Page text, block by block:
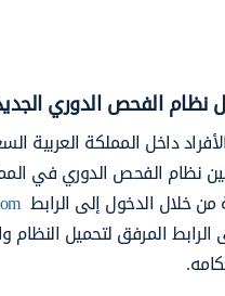
نظام الفحص الدوري
داخل المملكة العربية
نظام الفحص الدوري في
من خلال الدخول إلى الرابط
الرابط المرفق لتحميل